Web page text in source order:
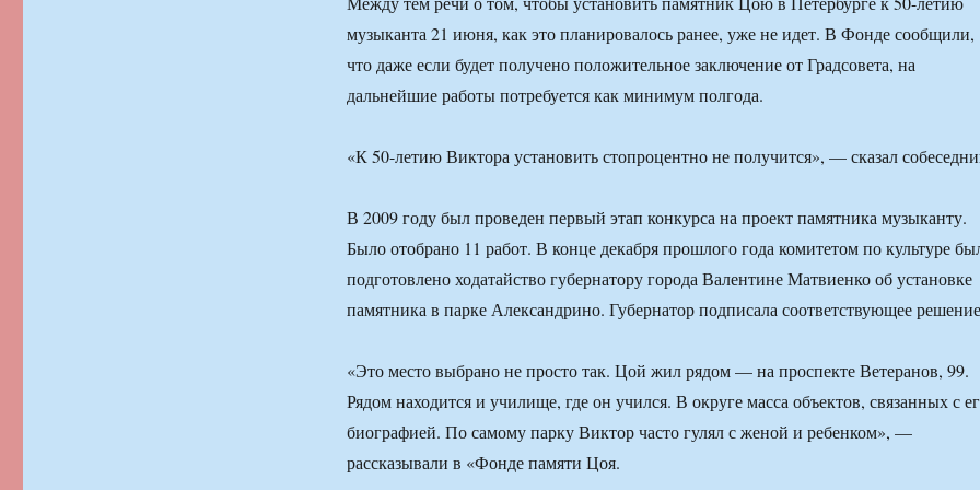
музыканта 21 июня, как это планировалось ранее, уже не идет. В Фонде сообщили,
что даже если будет получено положительное заключение от Градсовета, на
дальнейшие работы потребуется как минимум полгода.
«К 50-летию Виктора установить стопроцентно не получится», — сказал
В 2009 году был проведен первый этап конкурса на проект памятника музыканту.
Было отобрано 11 работ. В конце декабря прошлого года комитетом по культуре
подготовлено ходатайство губернатору города Валентине Матвиенко об установке
памятника в парке Александрино. Губернатор подписала соответствующее
«Это место выбрано не просто так. Цой жил рядом — на проспекте Ветеранов, 99.
Рядом находится и училище, где он учился. В округе масса объектов, связанных с
биографией. По самому парку Виктор часто гулял с женой и ребенком», —
рассказывали в «Фонде памяти Цоя.